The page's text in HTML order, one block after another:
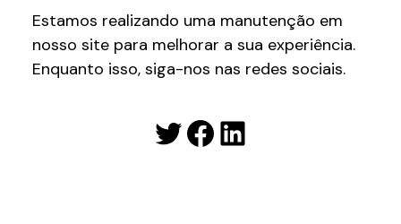
Estamos realizando uma manutenção em
nosso site para melhorar a sua experiência.
Enquanto isso, siga-nos nas redes sociais.
Twitter
Facebook
LinkedIn